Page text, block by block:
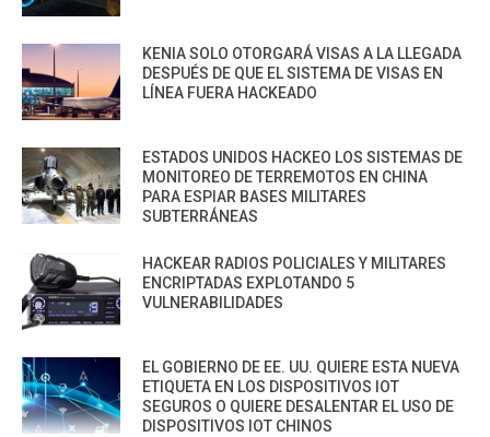
KENIA SOLO OTORGARÁ VISAS A LA LLEGADA
DESPUÉS DE QUE EL SISTEMA DE VISAS EN
LÍNEA FUERA HACKEADO
ESTADOS UNIDOS HACKEO LOS SISTEMAS DE
MONITOREO DE TERREMOTOS EN CHINA
PARA ESPIAR BASES MILITARES
SUBTERRÁNEAS
HACKEAR RADIOS POLICIALES Y MILITARES
ENCRIPTADAS EXPLOTANDO 5
VULNERABILIDADES
EL GOBIERNO DE EE. UU. QUIERE ESTA NUEVA
ETIQUETA EN LOS DISPOSITIVOS IOT
SEGUROS O QUIERE DESALENTAR EL USO DE
DISPOSITIVOS IOT CHINOS